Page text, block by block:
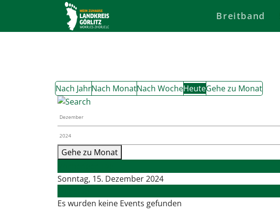
Breitband
Nach JahrNach MonatNach WocheHeuteGehe zu Monat
Gehe zu Monat
Sonntag, 15. Dezember 2024
Es wurden keine Events gefunden